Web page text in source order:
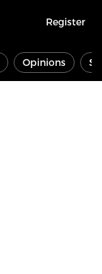
Register
Opinions